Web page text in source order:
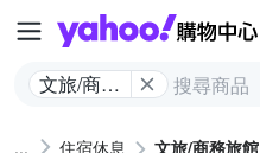
文旅/商務
住宿休息 文旅/商務旅館